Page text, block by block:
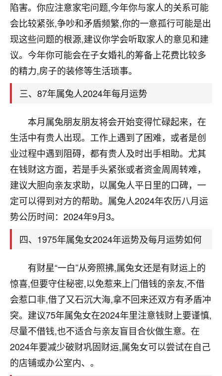
陷害。你应注意家宅问题,今年你与家人的关系可能
会比较紧张,争吵和矛盾频繁,你的一意孤行可能是出
现这些问题的根源,建议你学会听取家人的意见和建
议。今年你可能会在子女婚礼的筹备上花费比较多
的精力,房子的装修等生活琐事。
三、87年属兔人2024年每月运势
本月属兔朋友朋友将会开始变得忙碌起来，在
生活中有贵人出现。工作上遇到了困难，或者是创
业过程中遇到阻碍，都有贵人及时出手相助。尤其
在钱财这方面，若是手头紧张或者资金周周转难，
建议大胆向亲友求助，以属兔人平日里的口碑，一
定可以得到对方的帮助。属兔人2024年农历八月运
势公历时间：2024年9月3。
四、1975年属兔女2024年运势及每月运势如何
有财星“一白”从旁照拂,属兔女还是有财运上的
惊喜,但要守住秘密,以免惹来上门借钱的亲友,不借
会惹口非,借了又石沉大海,拿不回来还双方有矛盾冲
突。建议75年属兔女在2024年里注意钱财上要谨慎,
尽量不借钱,也不适合与亲友盲目合伙做生意。在
2024年要减少破财巩固财运,属兔女可以尝试在自己
的店铺或办公室内、。
心若莲花
我是做餐饮的，这两年，生意屡屡受挫，店开一家关
一家，要么生意不好，生意好的就出事。前些年攒的
家底快败光了，真是倒霉！我也想找人看看到底怎么
回事？
啊！
是我从找店开始都是找慧来老师跟进的，选
址、风水、还有开业日子，哪哪都看了，虽然
大环境不好，但是我家生意还可以，前几天又
刚找老师做了补财库，希望财运更好一点！
2小时前 来自海南 18
梦醒时分
我女儿高二叛逆，大半年不上学，一说她就要死要活
师，一开始我是病急乱投医，这半年来，法事一个个
大学，只要能安安稳稳的把书读了，身体心理都健健
康康的我就很知足了！
鹿森：可怜天下父母心啊！
3小时前 来自河北 16
付深
我是公司人事调整，有升迁机会，但同时竞争的我们
三个，找老师的时候是抱着侥幸心理，没想到老师看